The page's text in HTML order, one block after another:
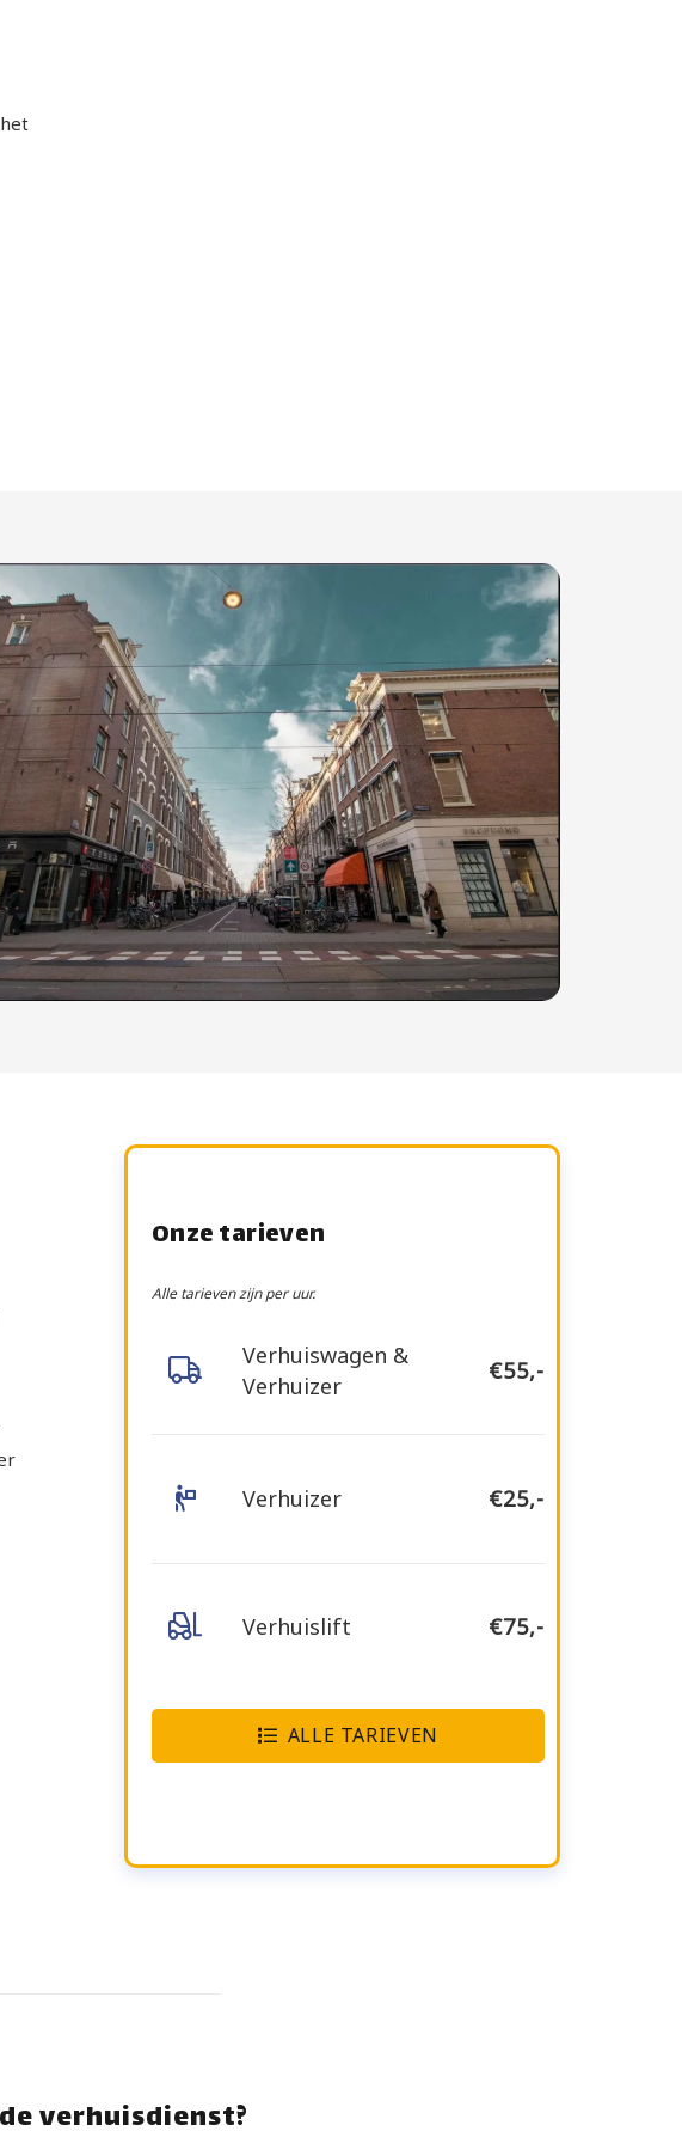
Onze tarieven
Alle tarieven zijn per uur.
Verhuiswagen &
Verhuizer
€55,-
Verhuizer €25,-
Verhuislift €75,-
ALLE TARIEVEN
verhuisdienst?